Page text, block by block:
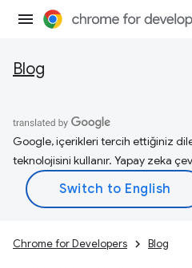
Blog
Google, içerikleri tercih ettiğiniz
teknolojisini kullanır. Yapay zeka
Chrome for Developers Blog